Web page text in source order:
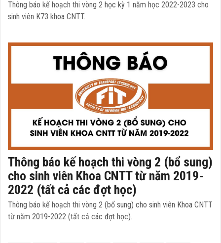
Thông báo kế hoạch thi vòng 2 học kỳ 1 năm học 2022-2023 cho
sinh viên K73 khoa CNTT.
Thông báo kế hoạch thi vòng 2 (bổ sung)
cho sinh viên Khoa CNTT từ năm 2019-
2022 (tất cả các đợt học)
Thông báo kế hoạch thi vòng 2 (bổ sung) cho sinh viên Khoa CNTT
từ năm 2019-2022 (tất cả các đợt học).